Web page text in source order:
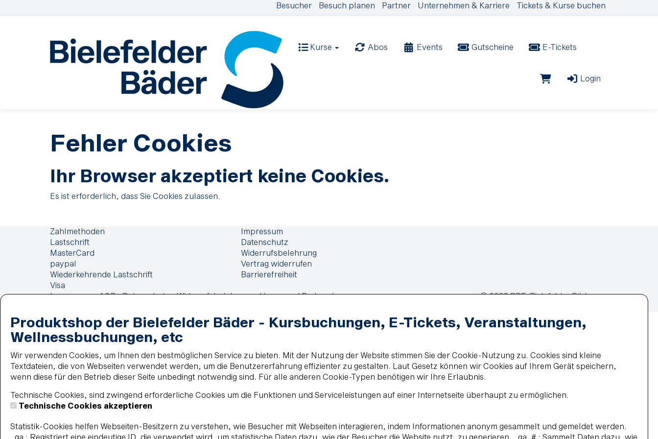
Besucher Besuch planen Partner Unternehmen & Karriere Tickets & Kurse buchen
Kurse Abos Events Gutscheine E-Tickets
Login
Fehler Cookies
Ihr Browser akzeptiert keine Cookies.
Es ist erforderlich, dass Sie Cookies zulassen.
Zahlmethoden
Lastschrift
MasterCard
paypal
Wiederkehrende Lastschrift
Visa
Impressum
Datenschutz
Widerrufsbelehrung
Vertrag widerrufen
Barrierefreiheit
Impressum AGB Datenschutz Widerrufsbelehrung Haus- und Badeordnung
© 2026 BBF-Bielefelder Bäder
Produktshop der Bielefelder Bäder - Kursbuchungen, E-Tickets, Veranstaltungen,
Wellnessbuchungen, etc
Wir verwenden Cookies, um Ihnen den bestmöglichen Service zu bieten. Mit der Nutzung der Website stimmen Sie der Cookie-Nutzung zu. Cookies sind kleine
Textdateien, die von Webseiten verwendet werden, um die Benutzererfahrung effizienter zu gestalten. Laut Gesetz können wir Cookies auf Ihrem Gerät speichern,
wenn diese für den Betrieb dieser Seite unbedingt notwendig sind. Für alle anderen Cookie-Typen benötigen wir Ihre Erlaubnis.
Technische Cookies, sind zwingend erforderliche Cookies um die Funktionen und Serviceleistungen auf einer Internetseite überhaupt zu ermöglichen.
Technische Cookies akzeptieren
Statistik-Cookies helfen Webseiten-Besitzern zu verstehen, wie Besucher mit Webseiten interagieren, indem Informationen anonym gesammelt und gemeldet werden.
_ga : Registriert eine eindeutige ID, die verwendet wird, um statistische Daten dazu, wie der Besucher die Website nutzt, zu generieren. _ga_# : Sammelt Daten dazu, wie